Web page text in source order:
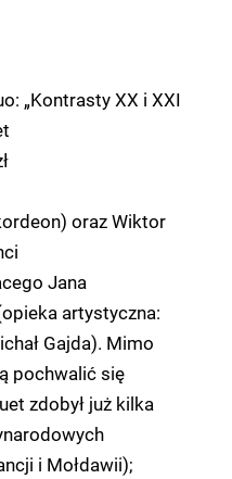
„Kontrasty XX i XXI
oraz Wiktor
Jana
artystyczna:
Gajda). Mimo
pochwalić się
zdobył już kilka
i Mołdawii);